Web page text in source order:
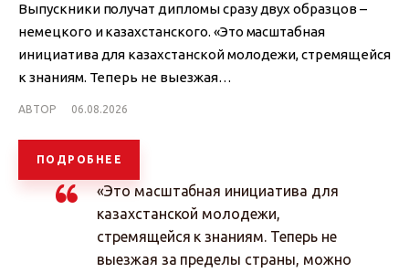
Выпускники получат дипломы сразу двух образцов –
немецкого и казахстанского. «Это масштабная
инициатива для казахстанской молодежи, стремящейся
к знаниям. Теперь не выезжая…
АВТОР 06.08.2026
ПОДРОБНЕЕ
«Это масштабная инициатива для
казахстанской молодежи,
стремящейся к знаниям. Теперь не
выезжая за пределы страны, можно